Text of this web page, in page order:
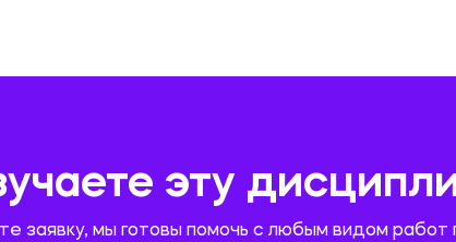
эту
заявку, мы готовы помочь с любым видом работ